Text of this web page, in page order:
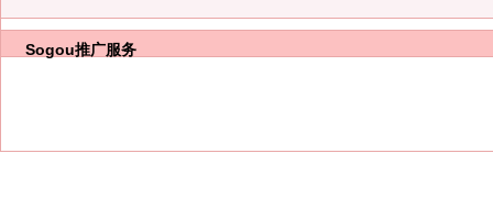
Sogou推广服务